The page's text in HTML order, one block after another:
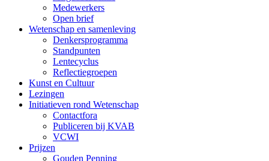
Medewerkers
Open brief
Wetenschap en samenleving
Denkersprogramma
Standpunten
Lentecyclus
Reflectiegroepen
Kunst en Cultuur
Lezingen
Initiatieven rond Wetenschap
Contactfora
Publiceren bij KVAB
VCWI
Prijzen
Gouden Penning